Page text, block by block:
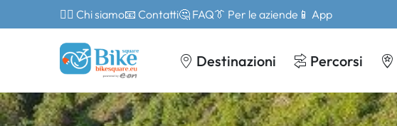
🙎‍♂️ Chi siamo📧 Contatti🤔 FAQ👔 Per le aziende 📱 App
Destinazioni Percorsi